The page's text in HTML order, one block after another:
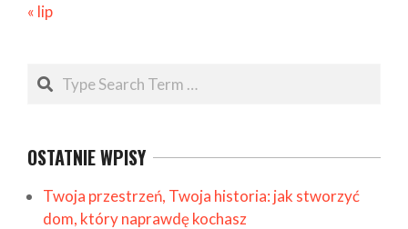
« lip
Search
OSTATNIE WPISY
Twoja przestrzeń, Twoja historia: jak stworzyć
dom, który naprawdę kochasz